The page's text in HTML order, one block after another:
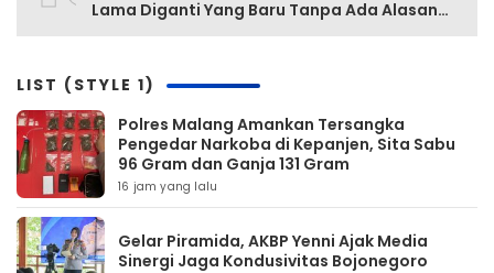
Lama Diganti Yang Baru Tanpa Ada Alasan
LIST (STYLE 1)
Polres Malang Amankan Tersangka
Pengedar Narkoba di Kepanjen, Sita Sabu
96 Gram dan Ganja 131 Gram
16 jam yang lalu
Gelar Piramida, AKBP Yenni Ajak Media
Sinergi Jaga Kondusivitas Bojonegoro